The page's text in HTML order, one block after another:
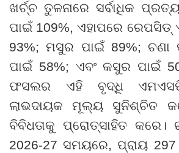
ଖର୍ଚ୍ଚ ତୁଳନାରେ ସର୍ବାଧିକ
ପାଇଁ 109%, ଏହାପରେ ରେପସିଡ୍
93%;ମସୁର ପାଇଁ 89%;ଚଣା
ପାଇଁ 58%; ଏବଂ କସୁର ପାଇଁ
ଫସଲର ଏହି ବୃଦ୍ଧି ଏମଏସପି
ଲାଭଦାୟକ ମୂଲ୍ୟ ସୁନିଶ୍ଚିତ
ବିବିଧତାକୁ ପ୍ରୋତ୍ସାହିତ
2026-27ସମୟରେ,ପ୍ରାୟ 297